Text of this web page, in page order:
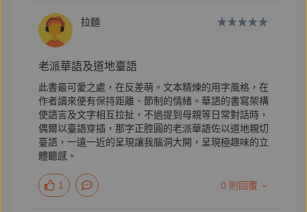
詹宏志∣作家
蔡珠兒∣作家
韓良憶∣作家
簡 媜∣作家
──推薦（按姓氏筆畫排列）
口碑好評
拉麵
老派華語及道地臺語
此書最可愛之處，在反差萌。文本精煉的用字風格，在
作者讀來便有保持距離、節制的情緒。華語的書寫架構
使語言及文字相互拉扯，不過提到母親等日常對話時，
偶爾以臺語穿插，那字正腔圓的老派華語佐以道地親切
臺語，一遠一近的呈現讓我腦洞大開，呈現極趣味的立
體聽感。
1 0 則回覆